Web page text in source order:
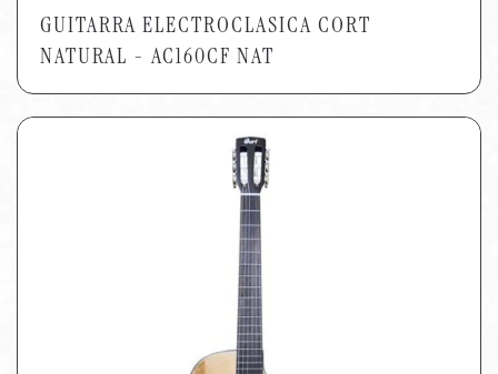
GUITARRA ELECTROCLASICA CORT
NATURAL - AC160CF NAT